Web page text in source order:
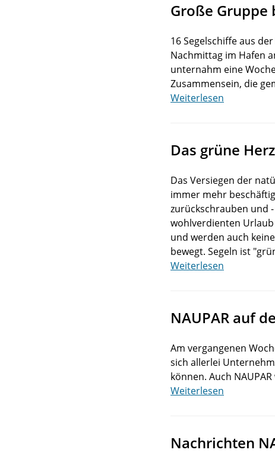
Große Gruppe
16 Segelschiffe aus
Nachmittag im Hafen
unternahm eine
Zusammensein, die
Weiterlesen
Das grüne
Das Versiegen der
immer mehr
zurückschrauben und
wohlverdienten Urlaub
und werden auch
bewegt. Segeln ist
Weiterlesen
NAUPAR auf
Am vergangenen
sich allerlei
können. Auch
Weiterlesen
Nachrichten